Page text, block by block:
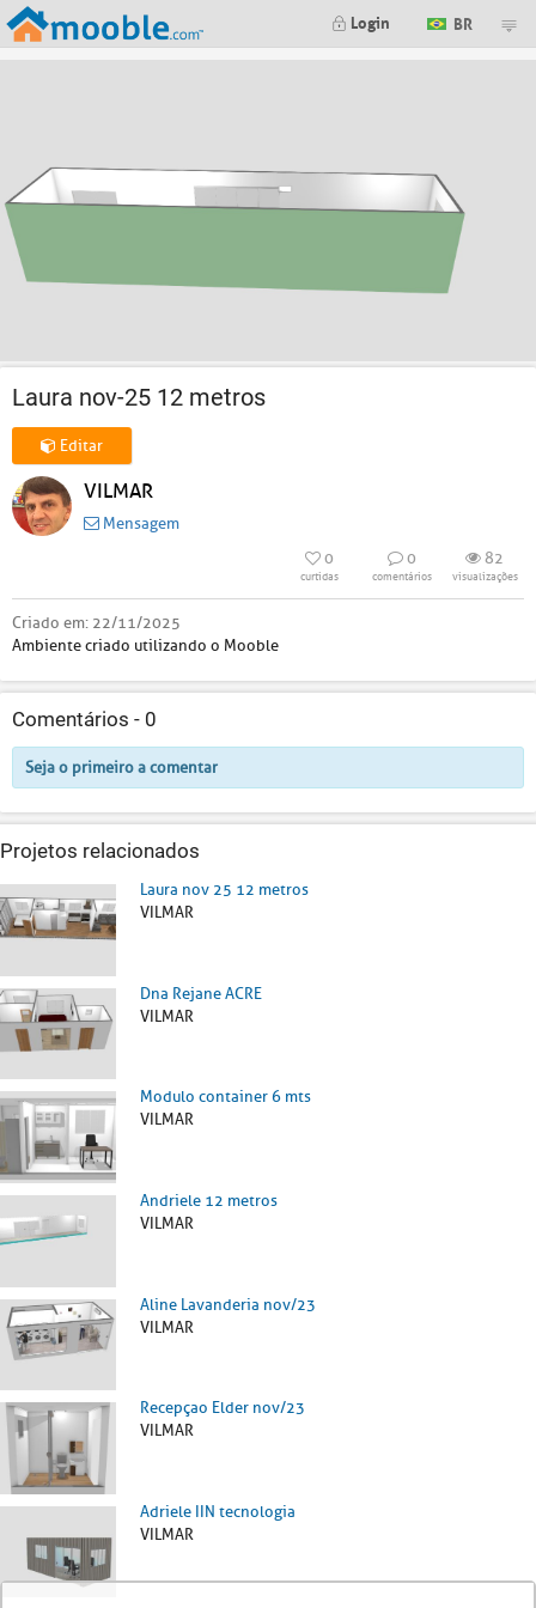
Login BR
Laura nov-25 12 metros
Editar
VILMAR
Mensagem
0
curtidas
0
comentários
82
visualizações
Criado em: 22/11/2025
Ambiente criado utilizando o Mooble
Comentários - 0
Seja o primeiro a comentar
Projetos relacionados
Laura nov 25 12 metros
VILMAR
Dna Rejane ACRE
VILMAR
Modulo container 6 mts
VILMAR
Andriele 12 metros
VILMAR
Aline Lavanderia nov/23
VILMAR
Recepçao Elder nov/23
VILMAR
Adriele IIN tecnologia
VILMAR